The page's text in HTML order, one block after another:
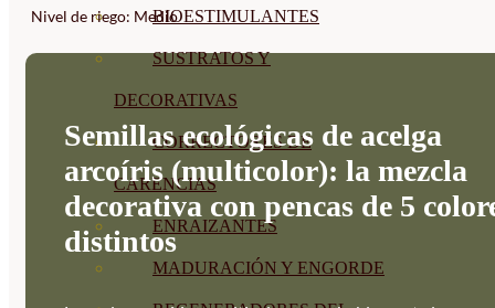
BIOESTIMULANTES
SUSTRATOS Y
DECORATIVAS
CORRECTORES DE
CARENCIAS
ENRAIZANTES
MADURACIÓN Y ENGORDE
Nivel de riego: Medio
Semillas ecológicas de acelga
arcoíris (multicolor): la mezcla
decorativa con pencas de 5
distintos